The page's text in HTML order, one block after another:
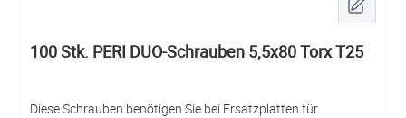
100 Stk. PERI DUO-Schrauben 5,5x80 Torx T25
Diese Schrauben benötigen Sie bei Ersatzplatten für